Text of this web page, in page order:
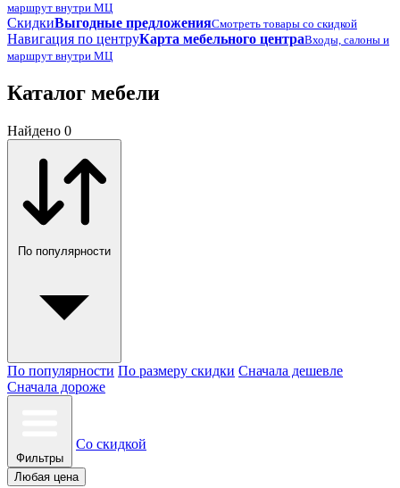
маршрут внутри МЦ
СкидкиВыгодные предложенияСмотреть товары со скидкой
Навигация по центруКарта мебельного центраВходы, салоны и
маршрут внутри МЦ
Каталог мебели
Найдено 0
По популярности
По популярности По размеру скидки Сначала дешевле
Сначала дороже
Фильтры
Со скидкой
Любая цена